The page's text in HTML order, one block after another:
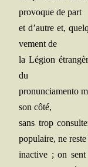
pro­voque de part
et d’autre et,
ve­ment de
la Légion
du
pro­nun­cia­men­to
son côté,
sans trop
popu­laire, ne reste
inac­tive ; on